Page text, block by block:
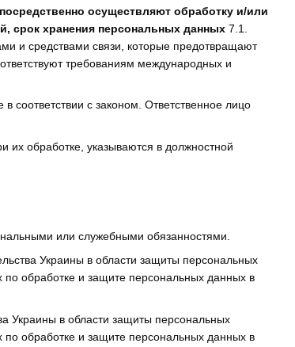
осуществляют обработку и/или
срок хранения персональных данных 7.1.
и средствами связи, которые предотвращают
требованиям международных и
соответствии с законом. Ответственное лицо
их обработке, указываются в должностной
или служебными обязанностями.
Украины в области защиты персональных
обработке и защите персональных данных в
Украины в области защиты персональных
обработке и защите персональных данных в